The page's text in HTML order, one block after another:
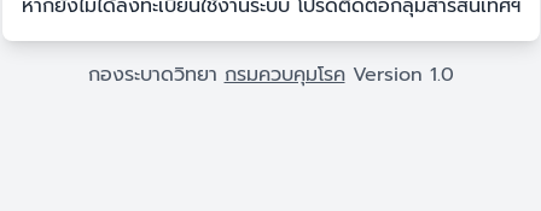
หากยังไม่ได้ลงทะเบียนใช้งานระบบ โปรดติดต่อกลุ่มสารสนเทศฯ
กองระบาดวิทยากรมควบคุมโรคVersion 1.0